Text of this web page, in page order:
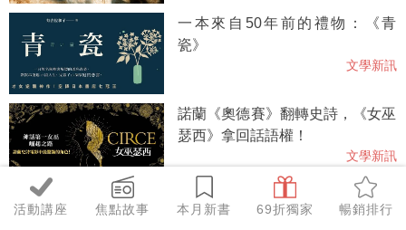
活動講座 焦點故事 本月新書 69折獨家 暢銷排行
一本來自50年前的禮物：《青
瓷》
文學新訊
諾蘭《奧德賽》翻轉史詩，《女巫
瑟西》拿回話語權！
文學新訊
我捍衛的唯一善良風俗是閱讀。